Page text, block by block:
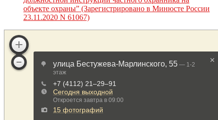
объекте охраны” (Зарегистрировано в Минюсте России
23.11.2020 N 61067)